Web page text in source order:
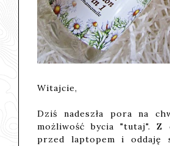
Witajcie,
Dziś nadeszła pora na
możliwość bycia "tutaj". Z
przed laptopem i oddaję